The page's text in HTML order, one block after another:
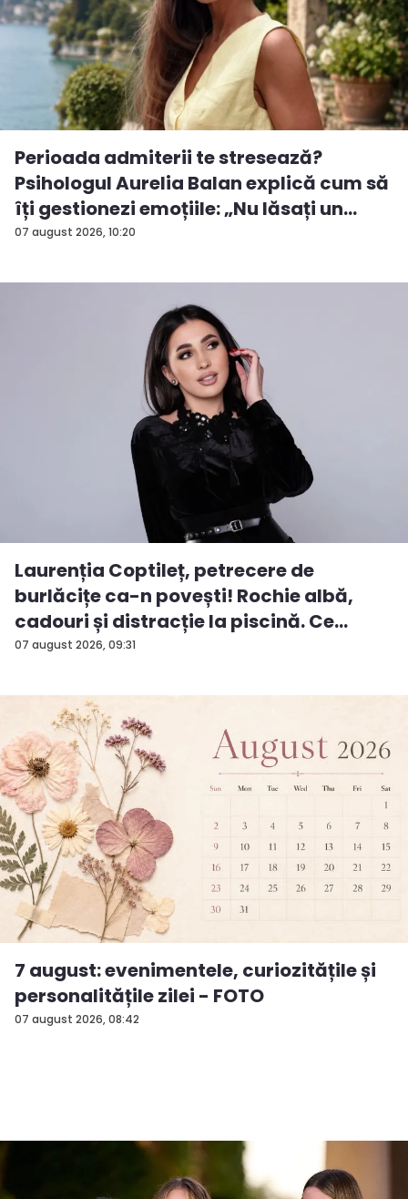
07 august 2026, 10:20
Perioada admiterii te stresează?
Psihologul Aurelia Balan explică cum să
îți gestionezi emoțiile: „Nu lăsați un
rezu...
07 august 2026, 09:31
Laurenția Coptileț, petrecere de
burlăcițe ca-n povești! Rochie albă,
cadouri și distracție la piscină. Ce
surp...
07 august 2026, 08:42
7 august: evenimentele, curiozitățile și
personalitățile zilei - FOTO